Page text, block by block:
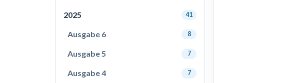
2025 41
Ausgabe 6 8
Ausgabe 5 7
Ausgabe 4 7